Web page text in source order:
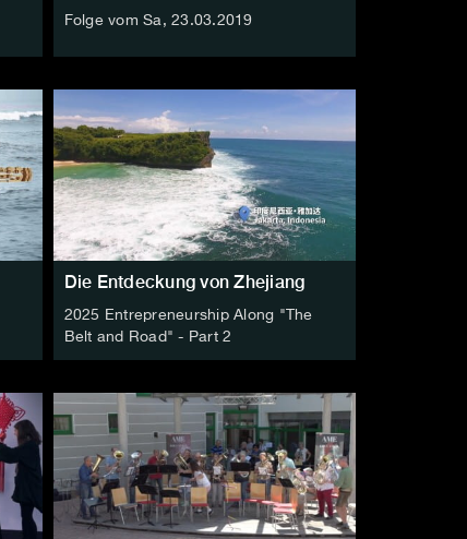
Folge vom Sa, 23.03.2019
Die Entdeckung von Zhejiang
2025 Entrepreneurship Along "The
Belt and Road" - Part 2